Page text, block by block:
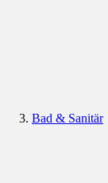
Bad & Sanitär